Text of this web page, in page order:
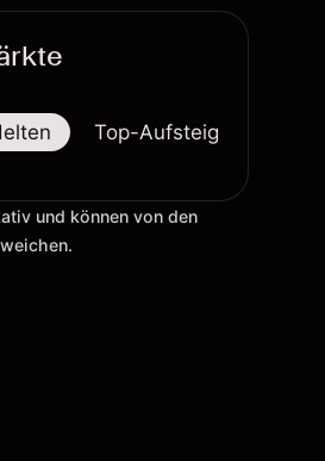
Top-Aufsteiger
und können von den